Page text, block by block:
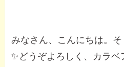
みなさん、こんにちは。そ
✨どうぞよろしく、カラ